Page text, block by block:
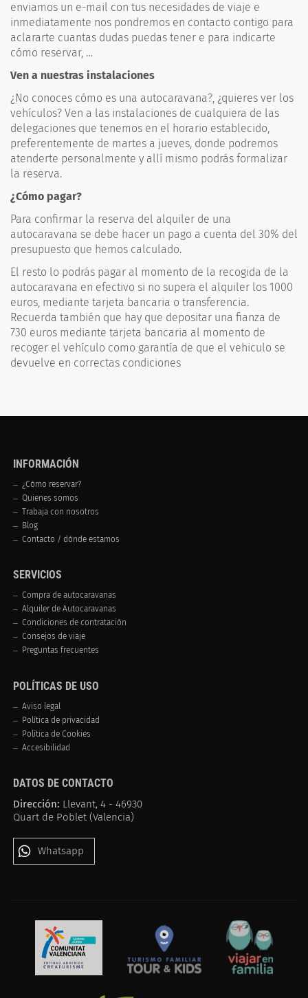
enviamos un e-mail con tus necesidades de viaje e
inmediatamente nos pondremos en contacto contigo para
aclararte cuantas dudas puedas tener e para indicarte
cómo reservar, …
Ven a nuestras instalaciones
¿No conoces cómo es una autocaravana?, ¿quieres ver los
vehículos? Ven a las instalaciones de cualquiera de las
delegaciones que tenemos en el horario establecido,
preferentemente de martes a jueves, donde podremos
atenderte personalmente y allí mismo podrás formalizar
la reserva.
¿Cómo pagar?
Para confirmar la reserva del alquiler de una
autocaravana se debe hacer un pago a cuenta del 30% del
presupuesto que hemos calculado.
El resto lo podrás pagar al momento de la recogida de la
autocaravana en efectivo si no supera el alquiler los 1000
euros, mediante tarjeta bancaria o transferencia.
Recuerda también que hay que depositar una fianza de
730 euros mediante tarjeta bancaria al momento de
recoger el vehículo como garantía de que el vehiculo se
devuelve en correctas condiciones
INFORMACIÓN
¿Cómo reservar?
Quienes somos
Trabaja con nosotros
Blog
Contacto / dónde estamos
SERVICIOS
Compra de autocaravanas
Alquiler de Autocaravanas
Condiciones de contratación
Consejos de viaje
Preguntas frecuentes
POLÍTICAS DE USO
Aviso legal
Política de privacidad
Política de Cookies
Accesibilidad
DATOS DE CONTACTO
Dirección: Llevant, 4 - 46930
Quart de Poblet (Valencia)
Whatsapp